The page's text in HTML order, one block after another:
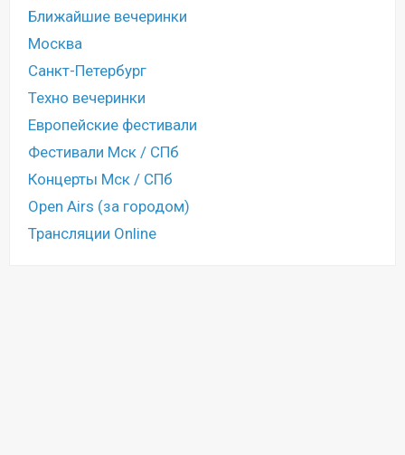
Ближайшие вечеринки
Москва
Санкт-Петербург
Техно вечеринки
Европейские фестивали
Фестивали Мск / СПб
Концерты Мск / СПб
Open Airs (за городом)
Трансляции Online